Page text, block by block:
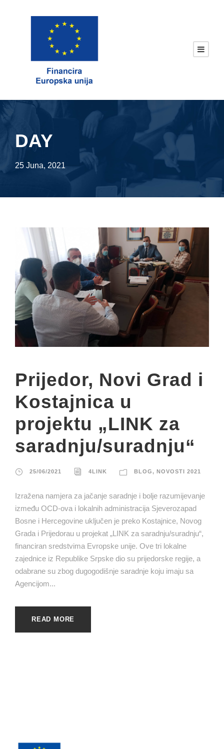
DAY
25 Juna, 2021
Prijedor, Novi Grad i
Kostajnica u
projektu „LINK za
saradnju/suradnju“
25/06/2021 4LINK BLOG, NOVOSTI 2021
Izražena namjera za jačanje saradnje i bolje razumijevanje
između OCD-ova i lokalnih administracija Sjeverozapad
Bosne i Hercegovine uključen je preko Kostajnice, Novog
Grada i Prijedorau u projekat „LINK za saradnju/suradnju“,
financiran sredstvima Evropske unije. Ove tri lokalne
zajednice iz Republike Srpske dio su prijedorske regije, a
odabrane su zbog dugogodišnje saradnje koju imaju sa
Agencijom...
READ MORE